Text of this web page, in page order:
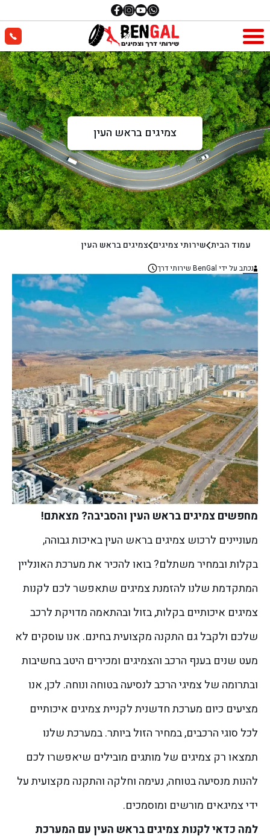
צמיגים בראש העין
עמוד הבית שירותי צמיגים צמיגים בראש העין
נכתב על ידי BenGal שירותי דרך
מחפשים צמיגים בראש העין והסביבה? מצאתם!
מעוניינים לרכוש צמיגים בראש העין באיכות גבוהה,
בקלות ובמחיר משתלם? בואו להכיר את מערכת האונליין
המתקדמת שלנו להזמנת צמיגים שתאפשר לכם לקנות
צמיגים איכותיים בקלות, בזול ובהתאמה מדויקת לרכב
שלכם ולקבל גם התקנה מקצועית בחינם. אנו עוסקים לא
מעט שנים בענף הרכב והצמיגים ומכירים היטב בחשיבות
ובתרומה של צמיגי הרכב לנסיעה בטוחה ונוחה. לכן, אנו
מציעים כיום מערכת חדשנית לקניית צמיגים איכותיים
לכל סוגי הרכבים, במחיר הזול ביותר. במערכת שלנו
תמצאו רק צמיגים של מותגים מובילים שיאפשרו לכם
להנות מנסיעה בטוחה, נעימה וחלקה והתקנה מקצועית על
ידי צמיגאים מורשים ומוסמכים.
למה כדאי לקנות צמיגים בראש העין עם המערכת